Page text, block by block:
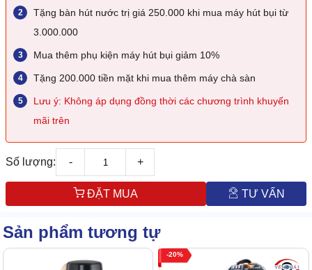
Tặng bàn hút nước trị giá 250.000 khi mua máy hút bụi từ
3.000.000
Mua thêm phụ kiện máy hút bụi giảm 10%
Tặng 200.000 tiền mặt khi mua thêm máy chà sàn
Lưu ý: Không áp dụng đồng thời các chương trình khuyến
mãi trên
Số lượng: - +
ĐẶT MUA TƯ VẤN
Sản phẩm tương tự
20